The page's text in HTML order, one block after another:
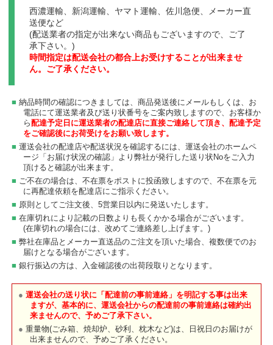
西濃運輸、新潟運輸、ヤマト運輸、佐川急便、メーカー直
送便など
(配送業者の指定が出来ない商品もございますので、ご了
承下さい。)
時間指定は配送会社の都合上お受けすることが出来ませ
ん。ご了承ください。
納品時間の確認につきましては、商品発送後にメールもしくは、お
電話にて運送業者及び送り状番号をご案内致しますので、お客様か
ら 配達予定日に運送業者の配達店に直接ご連絡して頂き、配達予定
をご確認後にお荷受けをお願い致します。
運送会社の配達店や配送状況を確認するには、運送会社のホームペ
ージ「お届け状況の確認」より弊社が発行した送り状Noをご入力
頂けると確認が出来ます。
ご不在の場合は、不在票をポストに投函致しますので、不在票を元
に再配達依頼を配達店にご指示ください。
原則としてご注文後、5営業日以内に発送いたします。
在庫切れにより記載の日数よりも長くかかる場合がございます。
(在庫切れの場合には、改めてご連絡差し上げます。)
弊社在庫品とメーカー直送品のご注文を頂いた場合、複数便でのお
届けとなる場合がございます。
銀行振込の方は、入金確認後の出荷段取りとなります。
運送会社の送り状に「配達前の事前連絡」を明記する事は出来
ますが、基本的に、運送会社からの配達前の事前連絡は確約出
来ませんので、予めご了承下さい。
重量物(ごみ箱、焼却炉、砂利、枕木など)は、日祝日のお届けが
出来ませんので、予めご了承ください。